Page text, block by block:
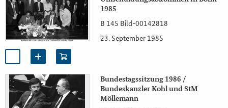
1985
B 145 Bild-00142818
23. September 1985
Bundestagssitzung 1986 /
Bundeskanzler Kohl und StM
Möllemann